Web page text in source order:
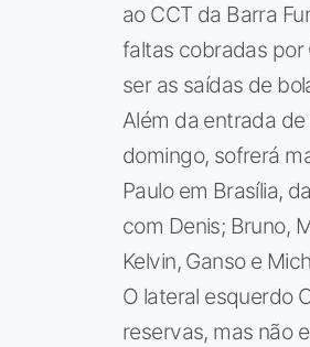
ao CCT da Barra
faltas cobradas por
ser as saídas de
Além da entrada
domingo, sofrerá
Paulo em Brasília,
com Denis; Bruno,
Kelvin, Ganso e
O lateral esquerdo
reservas, mas não